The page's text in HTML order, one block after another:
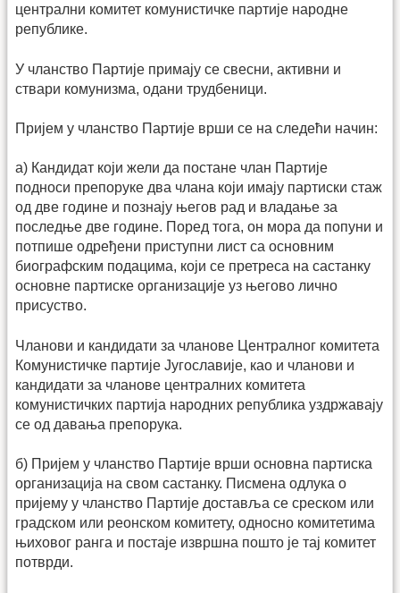
централни комитет комунистичке партије народне
републике.
У чланство Партије примају се свесни, активни и
ствари комунизма, одани трудбеници.
Пријем у чланство Партије врши се на следећи начин:
а) Кандидат који жели да постане члан Партије
подноси препоруке два члана који имају партиски стаж
од две године и познају његов рад и владање за
последње две године. Поред тога, он мора да попуни и
потпише одређени приступни лист са основним
биографским подацима, који се претреса на састанку
основне партиске организације уз његово лично
присуство.
Чланови и кандидати за чланове Централног комитета
Комунистичке партије Југославије, као и чланови и
кандидати за чланове централних комитета
комунистичких партија народних република уздржавају
се од давања препорука.
б) Пријем у чланство Партије врши основна партиска
организација на свом састанку. Писмена одлука о
пријему у чланство Партије доставља се среском или
градском или реонском комитету, односно комитетима
њиховог ранга и постаје извршна пошто је тај комитет
потврди.